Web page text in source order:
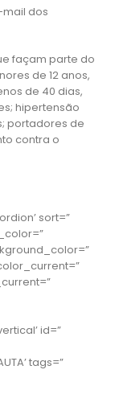
dos
façam parte do
de 12 anos,
de 40 dias,
hipertensão
portadores de
contra o
sort=”
id=”
tags=”